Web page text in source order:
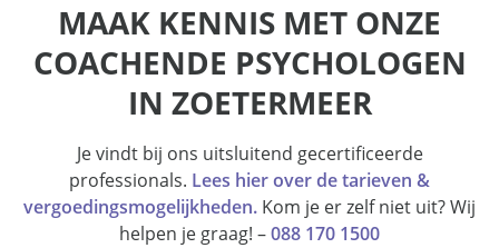
MAAK KENNIS MET ONZE
COACHENDE PSYCHOLOGEN
IN ZOETERMEER
Je vindt bij ons uitsluitend gecertificeerde
professionals. Lees hier over de tarieven &
vergoedingsmogelijkheden. Kom je er zelf niet uit? Wij
helpen je graag! –088 170 1500